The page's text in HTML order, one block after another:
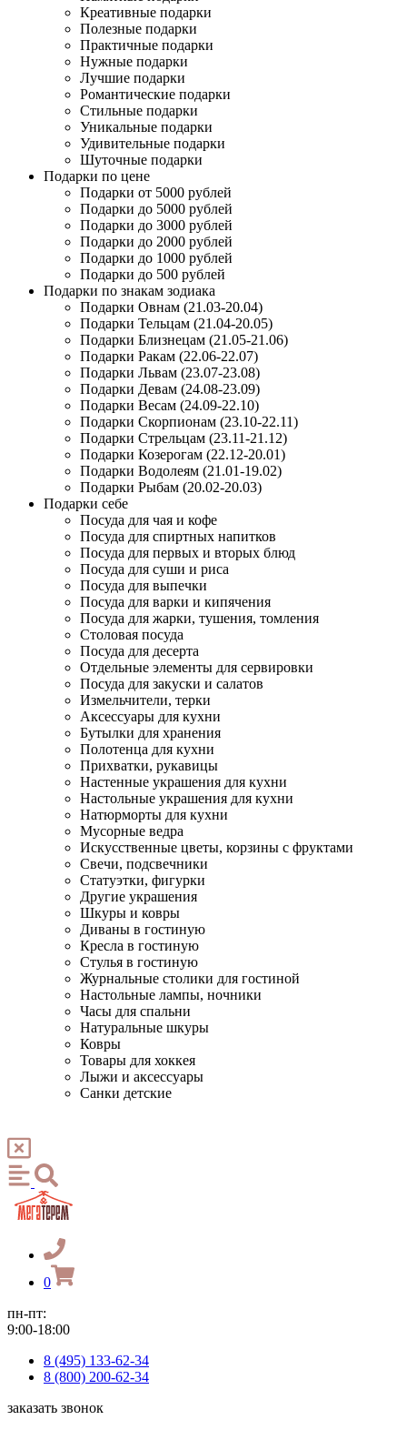
Креативные подарки
Полезные подарки
Практичные подарки
Нужные подарки
Лучшие подарки
Романтические подарки
Стильные подарки
Уникальные подарки
Удивительные подарки
Шуточные подарки
Подарки по цене
Подарки от 5000 рублей
Подарки до 5000 рублей
Подарки до 3000 рублей
Подарки до 2000 рублей
Подарки до 1000 рублей
Подарки до 500 рублей
Подарки по знакам зодиака
Подарки Овнам (21.03-20.04)
Подарки Тельцам (21.04-20.05)
Подарки Близнецам (21.05-21.06)
Подарки Ракам (22.06-22.07)
Подарки Львам (23.07-23.08)
Подарки Девам (24.08-23.09)
Подарки Весам (24.09-22.10)
Подарки Скорпионам (23.10-22.11)
Подарки Стрельцам (23.11-21.12)
Подарки Козерогам (22.12-20.01)
Подарки Водолеям (21.01-19.02)
Подарки Рыбам (20.02-20.03)
Подарки себе
Посуда для чая и кофе
Посуда для спиртных напитков
Посуда для первых и вторых блюд
Посуда для суши и риса
Посуда для выпечки
Посуда для варки и кипячения
Посуда для жарки, тушения, томления
Столовая посуда
Посуда для десерта
Отдельные элементы для сервировки
Посуда для закуски и салатов
Измельчители, терки
Аксессуары для кухни
Бутылки для хранения
Полотенца для кухни
Прихватки, рукавицы
Настенные украшения для кухни
Настольные украшения для кухни
Натюрморты для кухни
Мусорные ведра
Искусственные цветы, корзины с фруктами
Свечи, подсвечники
Статуэтки, фигурки
Другие украшения
Шкуры и ковры
Диваны в гостиную
Кресла в гостиную
Стулья в гостиную
Журнальные столики для гостиной
Настольные лампы, ночники
Часы для спальни
Натуральные шкуры
Ковры
Товары для хоккея
Лыжи и аксессуары
Санки детские
0
пн-пт:
9:00-18:00
8 (495) 133-62-34
8 (800) 200-62-34
заказать звонок